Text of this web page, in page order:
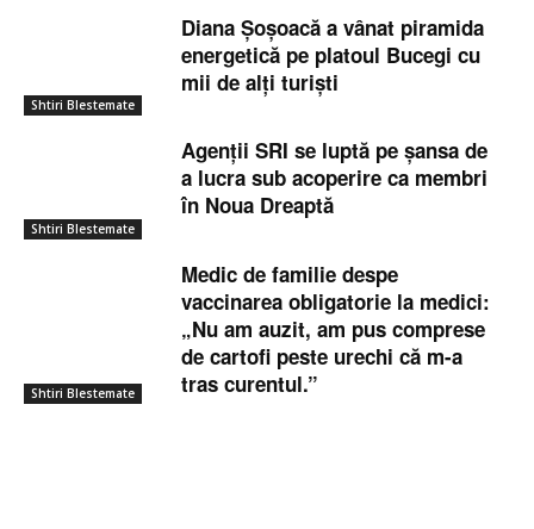
Shtiri Blestemate
Diana Șoșoacă a vânat piramida
energetică pe platoul Bucegi cu
mii de alți turiști
Shtiri Blestemate
Agenții SRI se luptă pe șansa de
a lucra sub acoperire ca membri
în Noua Dreaptă
Shtiri Blestemate
Medic de familie despe
vaccinarea obligatorie la medici:
„Nu am auzit, am pus comprese
de cartofi peste urechi că m-a
tras curentul.”